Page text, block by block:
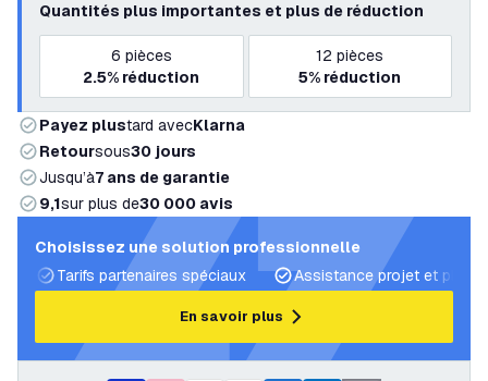
Quantités plus importantes et plus de réduction
6 pièces
2.5% réduction
12 pièces
5% réduction
Payez plustard avecKlarna
Retoursous30 jours
Jusqu’à7 ans de garantie
9,1sur plus de30 000 avis
Choisissez une solution professionnelle
Tarifs partenaires spéciaux
Assistance projet et plans
En savoir plus